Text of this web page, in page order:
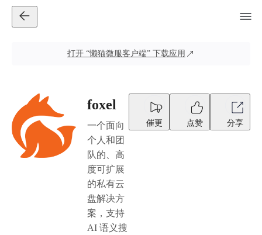
打开 “懒猫微服客户端” 下载应用
foxel
一个面向
个人和团
队的、高
度可扩展
的私有云
盘解决方
案，支持
AI 语义搜
催更 点赞 分享